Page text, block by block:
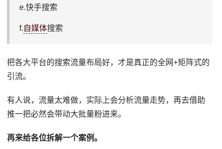
e.快手搜索
f.自媒体搜索
把各大平台的搜索流量布局好，才是真正的全网+矩阵式的
引流。
有人说，流量太难做，实际上会分析流量走势，再去借助
推一把必然会带动大批量粉进来。
再来给各位拆解一个案例。